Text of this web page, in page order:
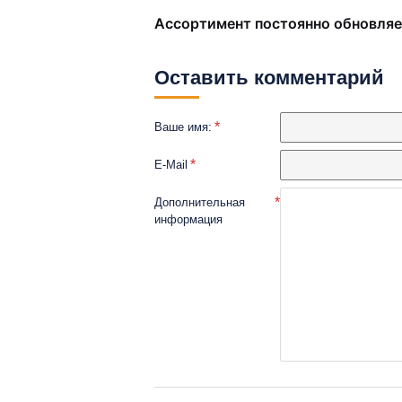
Ассортимент постоянно
Оставить комментарий
Ваше имя:
E-Mail
Дополнительная
информация